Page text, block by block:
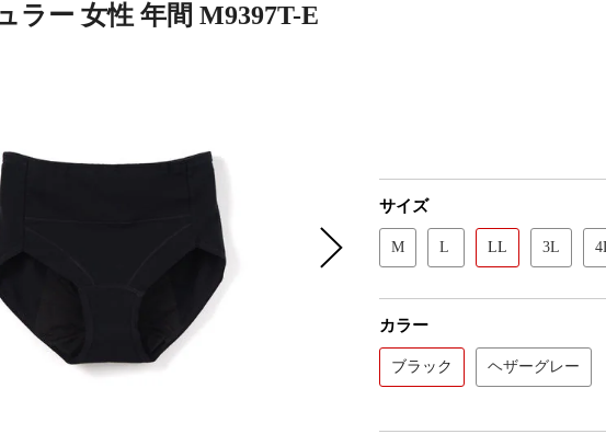
ラー 女性 年間 M9397T-E
サイズ
M L LL 3L
カラー
ブラック ヘザーグレー